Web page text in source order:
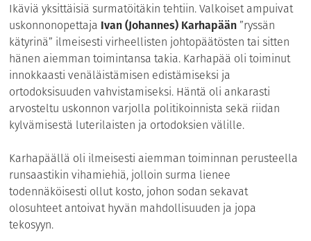
Ikäviä yksittäisiä surmatöitäkin tehtiin. Valkoiset ampuivat
uskonnonopettaja Ivan (Johannes) Karhapään ”ryssän
kätyrinä” ilmeisesti virheellisten johtopäätösten tai sitten
hänen aiemman toimintansa takia. Karhapää oli toiminut
innokkaasti venäläistämisen edistämiseksi ja
ortodoksisuuden vahvistamiseksi. Häntä oli ankarasti
arvosteltu uskonnon varjolla politikoinnista sekä riidan
kylvämisestä luterilaisten ja ortodoksien välille.
Karhapäällä oli ilmeisesti aiemman toiminnan perusteella
runsaastikin vihamiehiä, jolloin surma lienee
todennäköisesti ollut kosto, johon sodan sekavat
olosuhteet antoivat hyvän mahdollisuuden ja jopa
tekosyyn.